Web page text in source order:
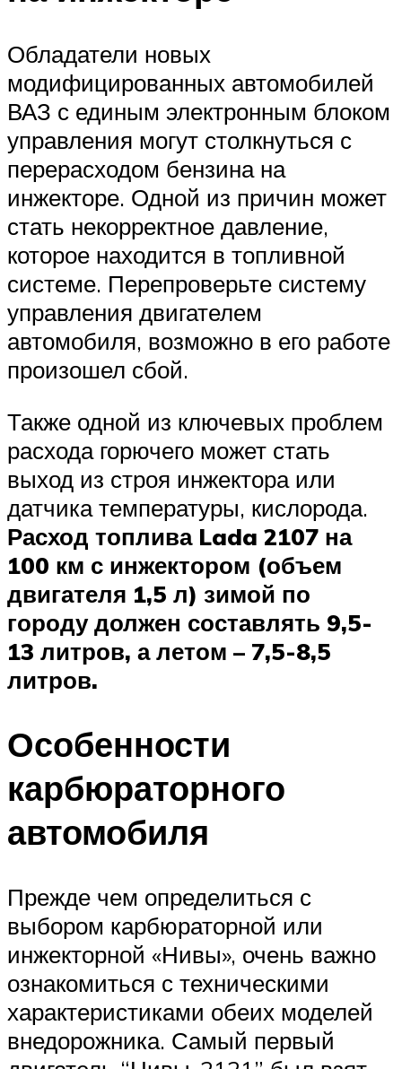
Обладатели новых
модифицированных автомобилей
ВАЗ с единым электронным блоком
управления могут столкнуться с
перерасходом бензина на
инжекторе. Одной из причин может
стать некорректное давление,
которое находится в топливной
системе. Перепроверьте систему
управления двигателем
автомобиля, возможно в его работе
произошел сбой.
Также одной из ключевых проблем
расхода горючего может стать
выход из строя инжектора или
датчика температуры, кислорода.
Расход топлива Lada 2107 на
100 км с инжектором (объем
двигателя 1,5 л) зимой по
городу должен составлять 9,5-
13 литров, а летом – 7,5-8,5
литров.
Особенности
карбюраторного
автомобиля
Прежде чем определиться с
выбором карбюраторной или
инжекторной «Нивы», очень важно
ознакомиться с техническими
характеристиками обеих моделей
внедорожника. Самый первый